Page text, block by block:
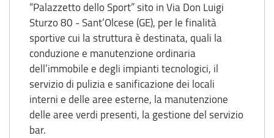
“Palazzetto dello Sport” sito in Via Don Luigi
Sturzo 80 - Sant’Olcese (GE), per le finalità
sportive cui la struttura è destinata, quali la
conduzione e manutenzione ordinaria
dell’immobile e degli impianti tecnologici, il
servizio di pulizia e sanificazione dei locali
interni e delle aree esterne, la manutenzione
delle aree verdi presenti, la gestione del servizio
bar.